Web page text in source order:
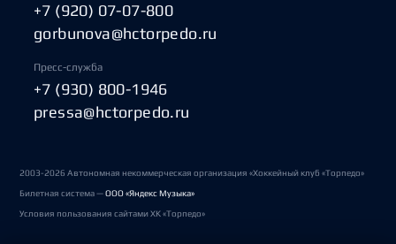
+7 (920) 07-07-800
gorbunova@hctorpedo.ru
Пресс-служба
+7 (930) 800-1946
pressa@hctorpedo.ru
2003-2026 Автономная некоммерческая организация «Хоккейный клуб «Торпедо»
Билетная система —ООО «Яндекс Музыка»
Условия пользования сайтами ХК «Торпедо»